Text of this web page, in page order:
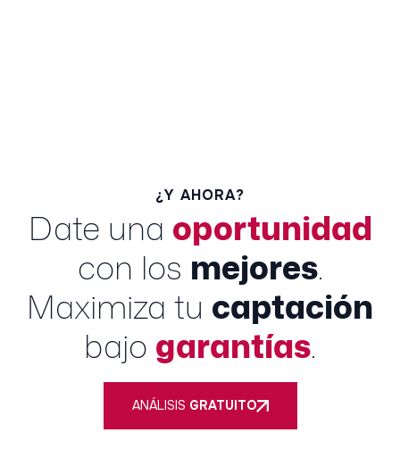
¿Y AHORA?
Date una oportunidad
con los mejores.
Maximiza tu captación
bajo garantías.
ANÁLISIS GRATUITO